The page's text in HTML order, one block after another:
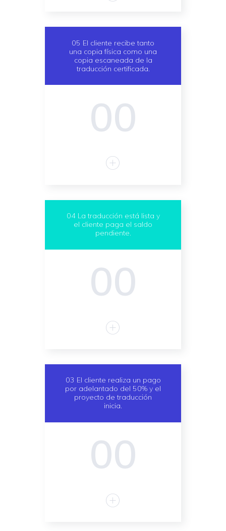
05 El cliente recibe tanto
una copia física como una
copia escaneada de la
traducción certificada.
00
04 La traducción está lista y
el cliente paga el saldo
pendiente.
00
03 El cliente realiza un pago
por adelantado del 50% y el
proyecto de traducción
inicia.
00